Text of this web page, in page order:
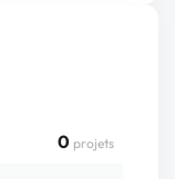
0 projets